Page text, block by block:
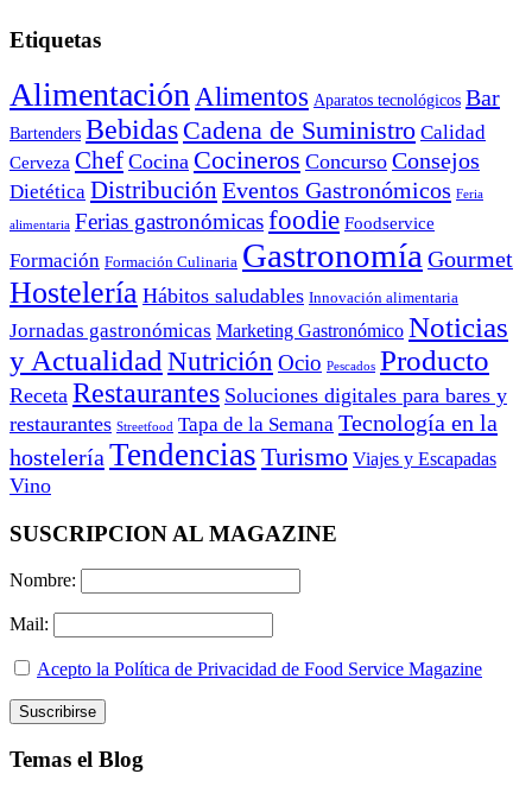
Etiquetas
Alimentación Alimentos Aparatos tecnológicos Bar
Bartenders Bebidas Cadena de Suministro Calidad
Cerveza Chef Cocina Cocineros Concurso Consejos
Dietética Distribución Eventos Gastronómicos Feria
alimentaria Ferias gastronómicasfoodie Foodservice
Formación Formación Culinaria Gastronomía Gourmet
Hostelería Hábitos saludables Innovación alimentaria
Jornadas gastronómicas Marketing Gastronómico Noticias
y Actualidad Nutrición Ocio Pescados Producto
Receta Restaurantes Soluciones digitales para bares y
restaurantes Streetfood Tapa de la Semana Tecnología en la
hostelería Tendencias Turismo Viajes y Escapadas
Vino
SUSCRIPCION AL MAGAZINE
Nombre:
Mail:
Acepto la Política de Privacidad de Food Service Magazine
Temas el Blog